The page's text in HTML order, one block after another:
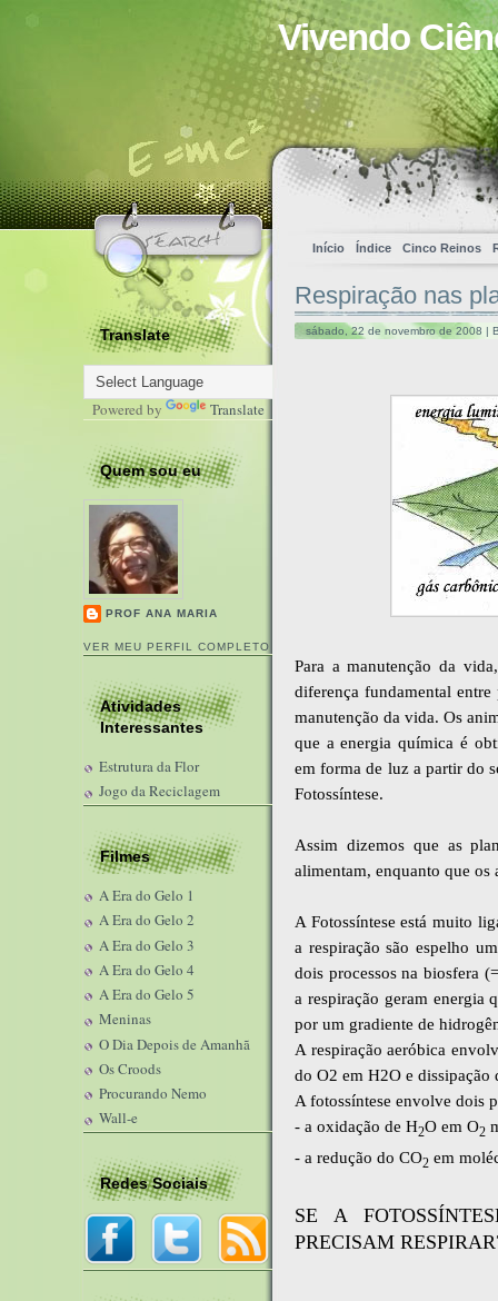
Vivendo
Início Índice Cinco Reinos
Translate
Powered by Translate
Quem sou eu
PROF ANA MARIA
VER MEU PERFIL COMPLETO
Atividades
Interessantes
Estrutura da Flor
Jogo da Reciclagem
Filmes
A Era do Gelo 1
A Era do Gelo 2
A Era do Gelo 3
A Era do Gelo 4
A Era do Gelo 5
Meninas
O Dia Depois de Amanhã
Os Croods
Procurando Nemo
Wall-e
Redes Sociais
Respiração nas
sábado, 22 de novembro de 2008 |
Para a manutenção da
diferença fundamental
manutenção da vida. Os
que a energia química é
em forma de luz a partir do
Fotossíntese.
Assim dizemos que as
alimentam, enquanto que os
A Fotossíntese está muito
a respiração são espelho
dois processos na biosfera
a respiração geram energia
por um gradiente de
A respiração aeróbica
do O2 em H2O e dissipação
A fotossíntese envolve dois
- a oxidação de H2O em O2
- a redução do CO2 em
SE A
PRECISAM